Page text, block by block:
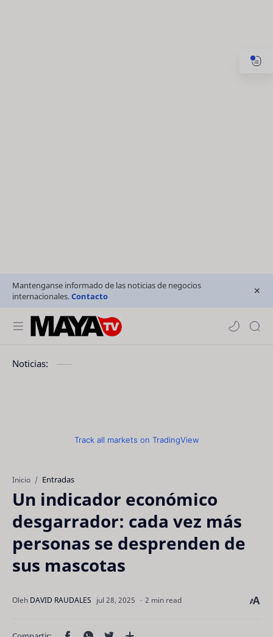
Mantenganse informado de las noticias de negocios
internacionales.Contacto
Noticias:
Track all markets on TradingView
Inicio Entradas
Un indicador económico
desgarrador: cada vez más
personas se desprenden de
sus mascotas
2 min read